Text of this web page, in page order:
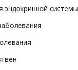
эндокринной системы
вен